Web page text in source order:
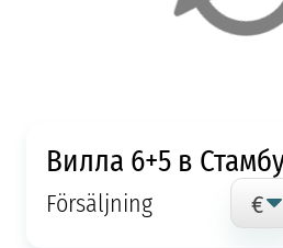
Вилла 6+5 в
Försäljning